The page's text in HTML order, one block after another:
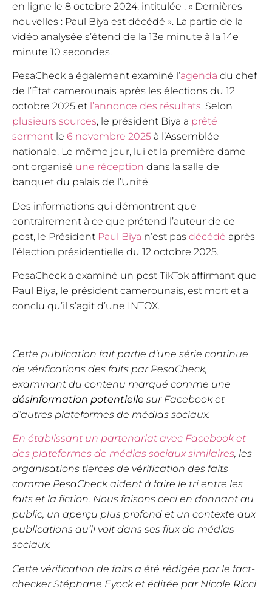
en ligne le 8 octobre 2024, intitulée : « Dernières
nouvelles : Paul Biya est décédé ». La partie de la
vidéo analysée s’étend de la 13e minute à la 14e
minute 10 secondes.
PesaCheck a également examiné l’agenda du chef
de l’État camerounais après les élections du 12
octobre 2025 et l’annonce des résultats. Selon
plusieurs sources, le président Biya a prêté
serment le 6 novembre 2025 à l’Assemblée
nationale. Le même jour, lui et la première dame
ont organisé une réception dans la salle de
banquet du palais de l’Unité.
Des informations qui démontrent que
contrairement à ce que prétend l’auteur de ce
post, le Président Paul Biya n’est pas décédé après
l’élection présidentielle du 12 octobre 2025.
PesaCheck a examiné un post TikTok affirmant que
Paul Biya, le président camerounais, est mort et a
conclu qu’il s’agit d’une INTOX.
———————————————————
Cette publication fait partie d’une série continue
de vérifications des faits par PesaCheck,
examinant du contenu marqué comme une
désinformation potentielle sur Facebook et
d’autres plateformes de médias sociaux.
En établissant un partenariat avec Facebook et
des plateformes de médias sociaux similaires, les
organisations tierces de vérification des faits
comme PesaCheck aident à faire le tri entre les
faits et la fiction. Nous faisons ceci en donnant au
public, un aperçu plus profond et un contexte aux
publications qu’il voit dans ses flux de médias
sociaux.
Cette vérification de faits a été rédigée par le fact-
checker Stéphane Eyock et éditée par Nicole Ricci